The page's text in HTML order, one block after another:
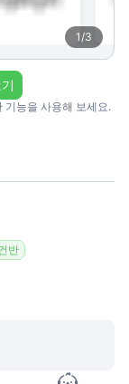
1/3
기능을 사용해 보세요.
반